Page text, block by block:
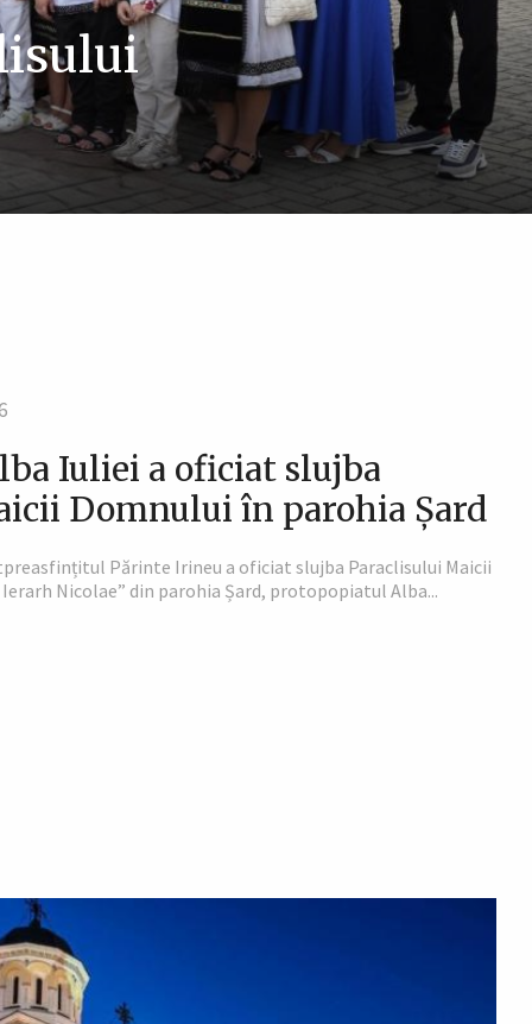
incinta în
Iuliei a oficiat slujba
Domnului în parohia Șard
Părinte Irineu a oficiat slujba Paraclisului Maicii
Nicolae” din parohia Șard, protopopiatul Alba...